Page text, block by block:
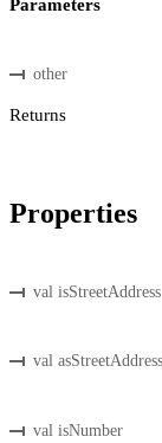
Parameters
other
Returns
Properties
val isStreetAddress
val asStreetAddress
val isNumber